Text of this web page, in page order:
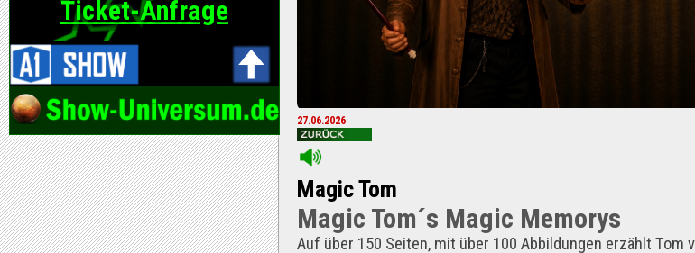
27.06.2026
Magic Tom
Magic Tom´s Magic Memorys
Auf über 150 Seiten, mit über 100 Abbildungen erzählt Tom